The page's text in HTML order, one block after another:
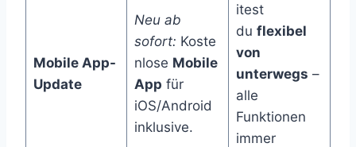
Mobile App-
Update
Neu ab
sofort: Koste
nlose Mobile
App für
iOS/Android
inklusive.
itest
du flexibel
von
unterwegs –
alle
Funktionen
immer